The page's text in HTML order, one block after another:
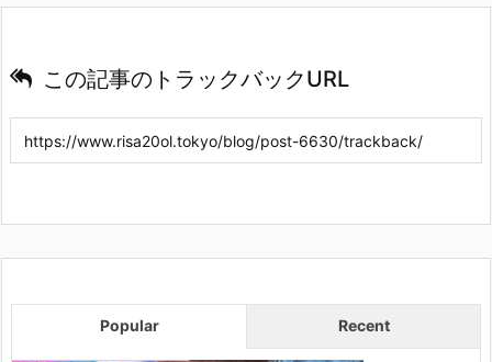
この記事のトラックバックURL
Popular Recent